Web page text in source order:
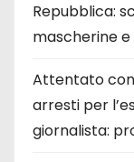
Repubblica:
mascherine e
Attentato
arresti per
giornalista: